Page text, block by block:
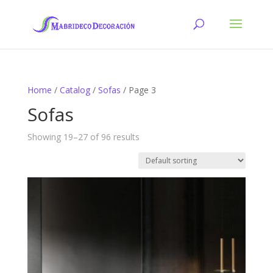
Home / Catalog/ Sofas / Page 3
Sofas
Showing 19–27 of 96 results